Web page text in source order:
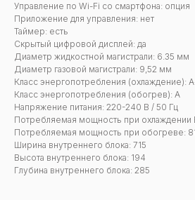
Управление по Wi-Fi со смартфона: опция
Приложение для управления: нет
Таймер: есть
Скрытый цифровой дисплей: да
Диаметр жидкостной магистрали: 6.35 мм
Диаметр газовой магистрали: 9,52 мм
Класс энергопотребления (охлаждение):
Класс энергопотребления (обогрев): A
Напряжение питания: 220-240 В / 50 Гц
Потребляемая мощность при охлаждении
Потребляемая мощность при обогреве:
Ширина внутреннего блока: 715
Высота внутреннего блока: 194
Глубина внутреннего блока: 285